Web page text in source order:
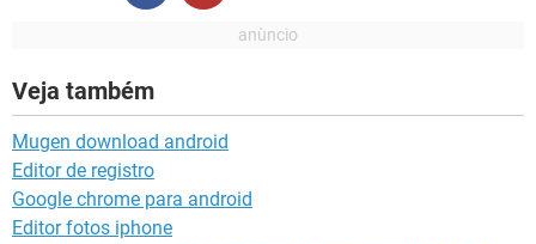
Veja também
Mugen download android
Editor de registro
Google chrome para android
Editor fotos iphone